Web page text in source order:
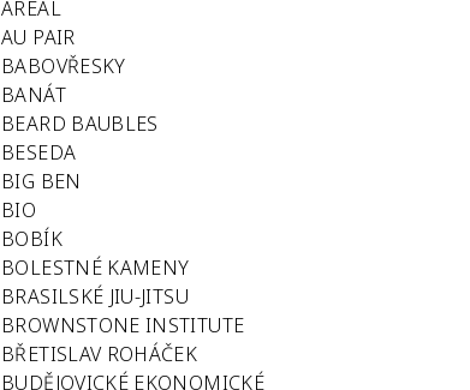
AREÁL
AU PAIR
BABOVŘESKY
BANÁT
BEARD BAUBLES
BESEDA
BIG BEN
BIO
BOBÍK
BOLESTNÉ KAMENY
BRASILSKÉ JIU-JITSU
BROWNSTONE INSTITUTE
BŘETISLAV ROHÁČEK
BUDĚJOVICKÉ EKONOMICKÉ